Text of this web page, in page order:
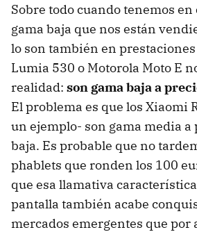
Sobre todo cuando tenemos en
gama baja que nos están
lo son también en
Lumia 530 o Motorola Moto E
realidad: son gama baja a
El problema es que los Xiaomi
un ejemplo- son gama media a
baja. Es probable que no
phablets que ronden los 100
que esa llamativa
pantalla también acabe
mercados emergentes que por